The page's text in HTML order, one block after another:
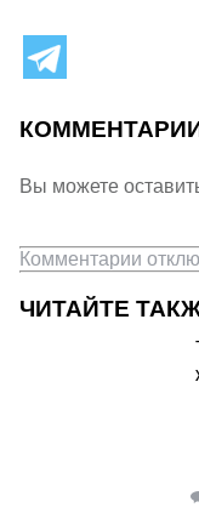
Вы можете
Комментарии
ЧИТАЙТЕ